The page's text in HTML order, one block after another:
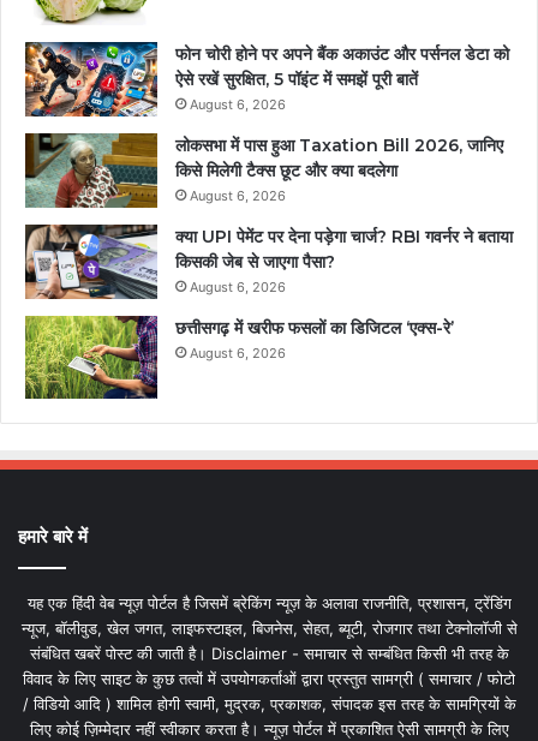
फोन चोरी होने पर अपने बैंक अकाउंट और पर्सनल डेटा को
ऐसे रखें सुरक्षित, 5 पॉइंट में समझें पूरी बातें
August 6, 2026
लोकसभा में पास हुआ Taxation Bill 2026, जानिए
किसे मिलेगी टैक्स छूट और क्या बदलेगा
August 6, 2026
क्या UPI पेमेंट पर देना पड़ेगा चार्ज? RBI गवर्नर ने बताया
किसकी जेब से जाएगा पैसा?
August 6, 2026
छत्तीसगढ़ में खरीफ फसलों का डिजिटल ‘एक्स-रे’
August 6, 2026
हमारे बारे में
यह एक हिंदी वेब न्यूज़ पोर्टल है जिसमें ब्रेकिंग न्यूज़ के अलावा राजनीति, प्रशासन, ट्रेंडिंग
न्यूज, बॉलीवुड, खेल जगत, लाइफस्टाइल, बिजनेस, सेहत, ब्यूटी, रोजगार तथा टेक्नोलॉजी से
संबंधित खबरें पोस्ट की जाती है। Disclaimer - समाचार से सम्बंधित किसी भी तरह के
विवाद के लिए साइट के कुछ तत्वों में उपयोगकर्ताओं द्वारा प्रस्तुत सामग्री ( समाचार / फोटो
/ विडियो आदि ) शामिल होगी स्वामी, मुद्रक, प्रकाशक, संपादक इस तरह के सामग्रियों के
लिए कोई ज़िम्मेदार नहीं स्वीकार करता है। न्यूज़ पोर्टल में प्रकाशित ऐसी सामग्री के लिए